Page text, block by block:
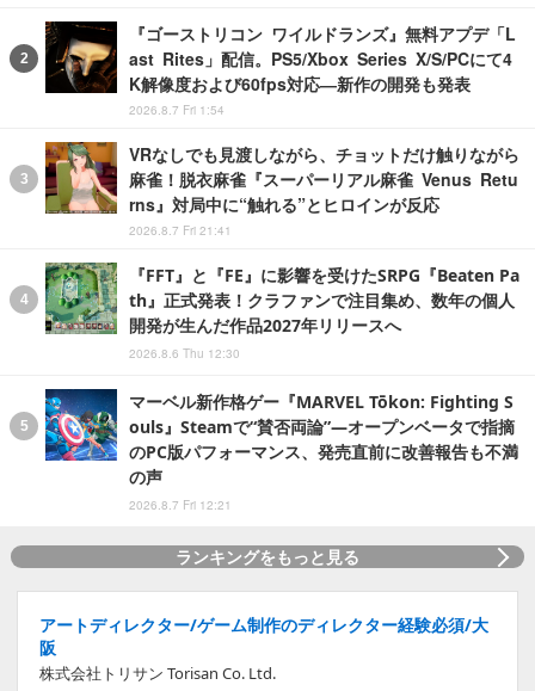
『ゴーストリコン ワイルドランズ』無料アプデ「L
ast Rites」配信。PS5/Xbox Series X/S/PCにて4
K解像度および60fps対応―新作の開発も発表
2026.8.7 Fri 1:54
VRなしでも見渡しながら、チョットだけ触りながら
麻雀！脱衣麻雀『スーパーリアル麻雀 Venus Retu
rns』対局中に“触れる”とヒロインが反応
2026.8.7 Fri 21:41
『FFT』と『FE』に影響を受けたSRPG『Beaten Pa
th』正式発表！クラファンで注目集め、数年の個人
開発が生んだ作品2027年リリースへ
2026.8.6 Thu 12:30
マーベル新作格ゲー『MARVEL Tōkon: Fighting S
ouls』Steamで“賛否両論”―オープンベータで指摘
のPC版パフォーマンス、発売直前に改善報告も不満
の声
2026.8.7 Fri 12:21
ランキングをもっと見る
アートディレクター/ゲーム制作のディレクター経験必須/大
阪
株式会社トリサン Torisan Co. Ltd.